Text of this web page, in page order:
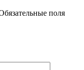
поля